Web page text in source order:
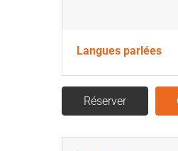
Langues parlées
Réserver